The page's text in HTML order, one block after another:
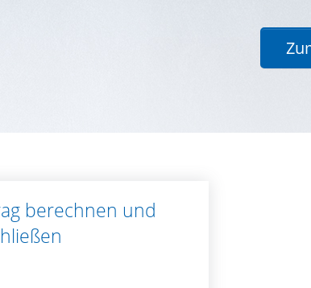
berechnen und